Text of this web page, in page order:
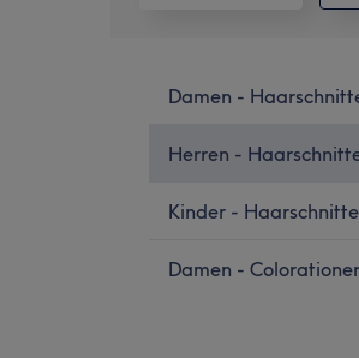
Damen -
Herren -
Kinder -
Damen -